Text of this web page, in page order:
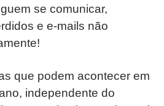
se comunicar,
e e-mails não
que podem acontecer em
independente do